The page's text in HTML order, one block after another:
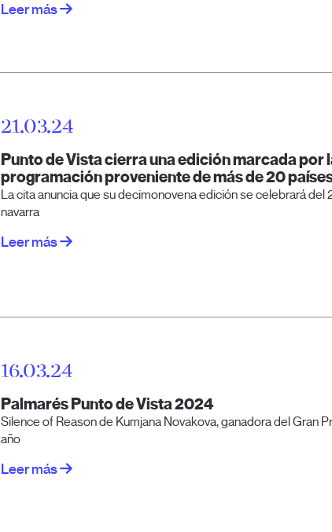
Leer más
21.03.24
Punto de Vista cierra una edición marcada por
programación proveniente de más de 20
La cita anuncia que su decimonovena edición se celebrará
navarra
Leer más
16.03.24
Palmarés Punto de Vista 2024
Silence of Reason de Kumjana Novakova, ganadora del Gran
año
Leer más